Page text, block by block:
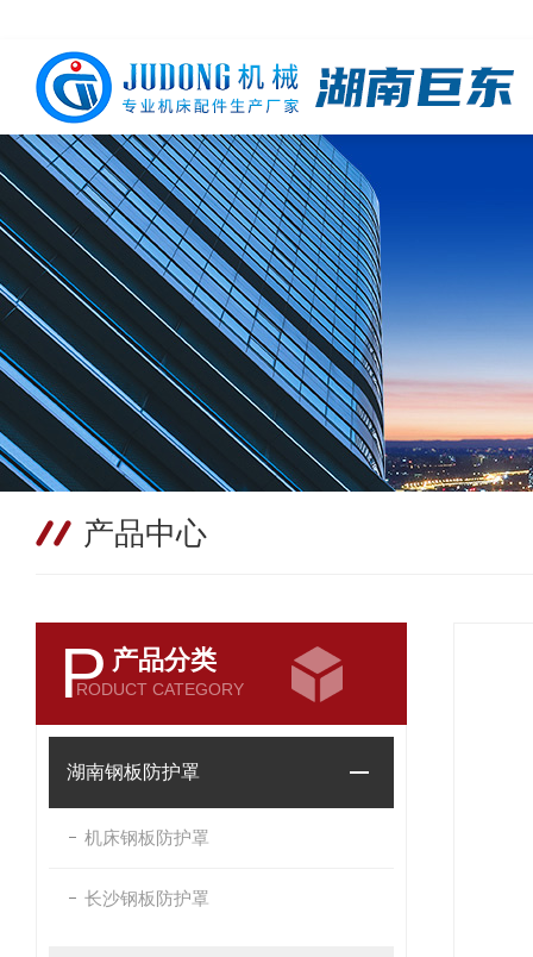
产品中心
P 产品分类
RODUCT CATEGORY
湖南钢板防护罩
机床钢板防护罩
长沙钢板防护罩